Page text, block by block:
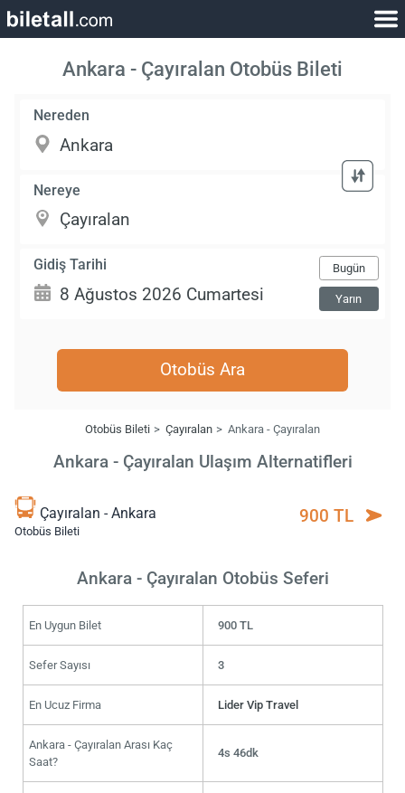
Ankara - Çayıralan Otobüs Bileti
Nereden
Nereye
Gidiş Tarihi Bugün
Yarın
Otobüs Ara
Otobüs Bileti Çayıralan Ankara - Çayıralan
Ankara - Çayıralan Ulaşım Alternatifleri
Çayıralan - Ankara
Otobüs Bileti
900 TL
Ankara - Çayıralan Otobüs Seferi
En Uygun Bilet 900 TL
Sefer Sayısı 3
En Ucuz Firma Lider Vip Travel
Ankara - Çayıralan Arası Kaç
Saat?
4s 46dk